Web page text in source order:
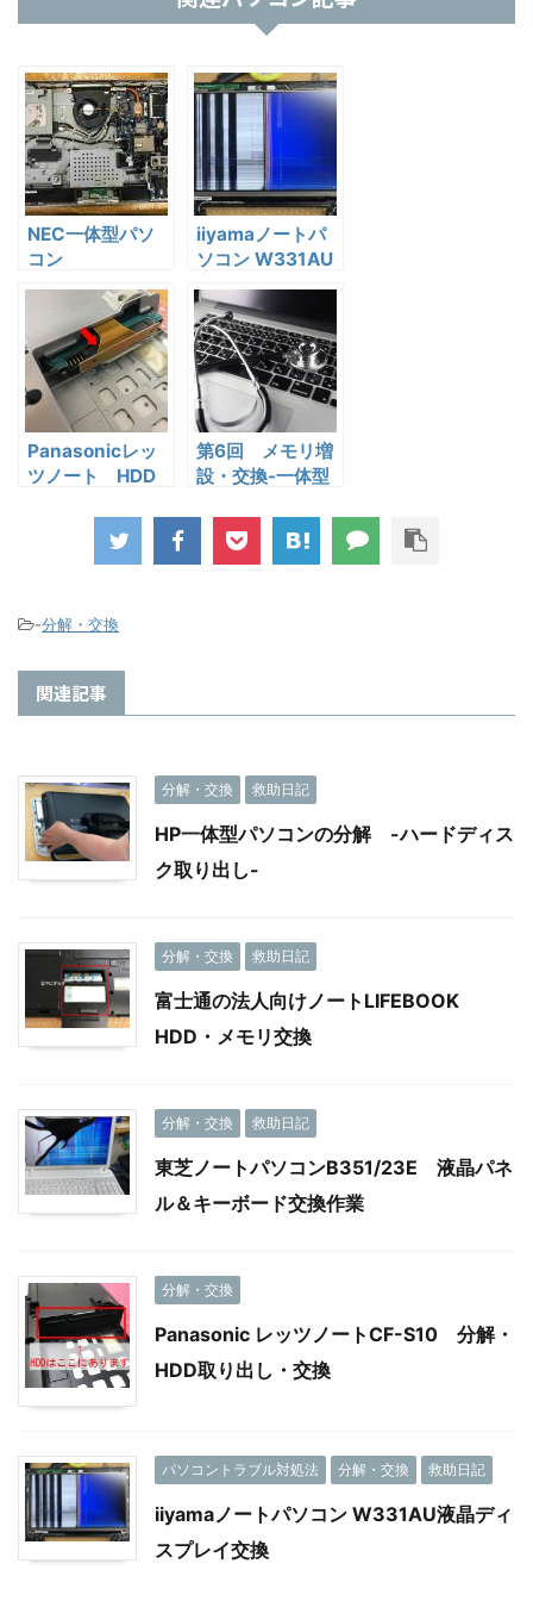
NEC一体型パソ
コン
iiyamaノートパ
ソコン W331AU
交換
Panasonicレッ
ツノート HDD
第6回 メモリ増
設・交換-一体型
-分解・交換
関連記事
分解・交換 救助日記
HP一体型パソコンの分解 -ハードディス
ク取り出し-
分解・交換 救助日記
富士通の法人向けノートLIFEBOOK
HDD・メモリ交換
分解・交換 救助日記
東芝ノートパソコンB351/23E 液晶パネ
ル＆キーボード交換作業
分解・交換
Panasonic レッツノートCF-S10 分解・
HDD取り出し・交換
パソコントラブル対処法 分解・交換 救助日記
iiyamaノートパソコン W331AU液晶ディ
スプレイ交換